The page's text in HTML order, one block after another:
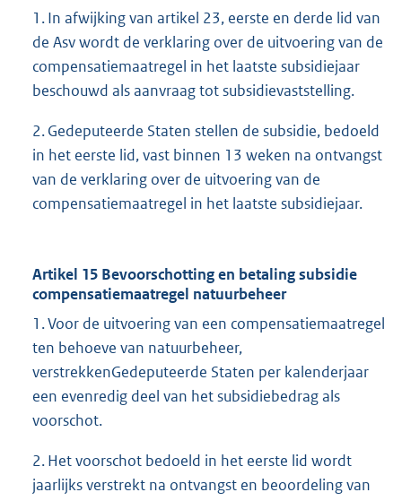
1. In afwijking van artikel 23, eerste en derde lid van
de Asv wordt de verklaring over de uitvoering van de
compensatiemaatregel in het laatste subsidiejaar
beschouwd als aanvraag tot subsidievaststelling.
2. Gedeputeerde Staten stellen de subsidie, bedoeld
in het eerste lid, vast binnen 13 weken na ontvangst
van de verklaring over de uitvoering van de
compensatiemaatregel in het laatste subsidiejaar.
Artikel 15 Bevoorschotting en betaling subsidie
compensatiemaatregel natuurbeheer
1. Voor de uitvoering van een compensatiemaatregel
ten behoeve van natuurbeheer,
verstrekkenGedeputeerde Staten per kalenderjaar
een evenredig deel van het subsidiebedrag als
voorschot.
2. Het voorschot bedoeld in het eerste lid wordt
jaarlijks verstrekt na ontvangst en beoordeling van